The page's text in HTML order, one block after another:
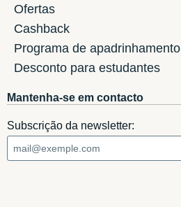
Ofertas
Cashback
Programa de apadrinhamento
Desconto para estudantes
Mantenha-se em contacto
Subscrição da newsletter: